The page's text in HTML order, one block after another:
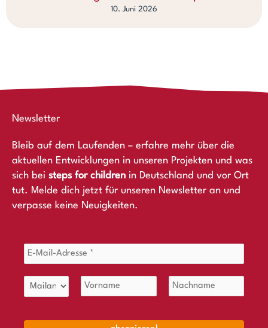
10. Juni 2026
Newsletter
Bleib auf dem Laufenden – erfahre mehr über die
aktuellen Entwicklungen in unseren Projekten und was
sich bei steps for children in Deutschland und vor Ort
tut. Melde dich jetzt für unseren Newsletter an und
verpasse keine Neuigkeiten.